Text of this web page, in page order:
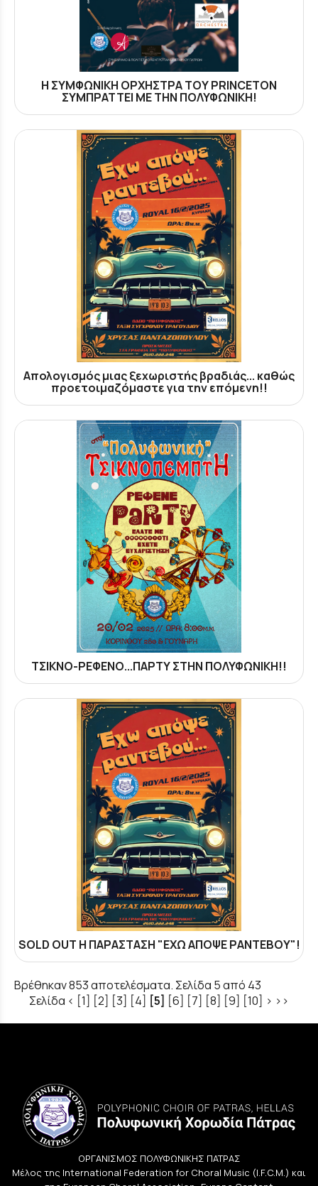
Η ΣΥΜΦΩΝΙΚΗ ΟΡΧΗΣΤΡΑ ΤΟΥ PRINCETON
ΣΥΜΠΡΑΤΤΕΙ ΜΕ ΤΗΝ ΠΟΛΥΦΩΝΙΚΗ!
Απολογισμός μιας ξεχωριστής βραδιάς... καθώς
προετοιμαζόμαστε για την επόμενη!!
ΤΣΙΚΝΟ-ΡΕΦΕΝΟ...ΠΑΡΤΥ ΣΤΗΝ ΠΟΛΥΦΩΝΙΚΗ!!
SOLD OUT Η ΠΑΡΑΣΤΑΣΗ "ΕΧΩ ΑΠΟΨΕ ΡΑΝΤΕΒΟΥ"!
Βρέθηκαν 853 αποτελέσματα. Σελίδα 5 από 43
Σελίδα < [1] [2] [3] [4] [5] [6] [7] [8] [9] [10] > >>
ΟΡΓΑΝΙΣΜΟΣ ΠΟΛΥΦΩΝΙΚΗΣ ΠΑΤΡΑΣ
Μέλος της International Federation for Choral Music (I.F.C.M.) και